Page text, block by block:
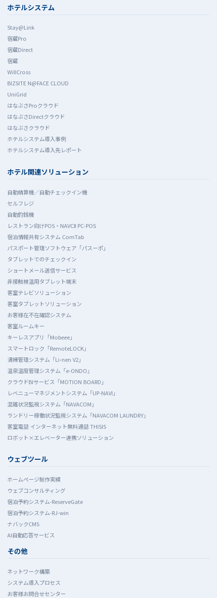
ホテルシステム
Stay@Link
宿蔵Pro
宿蔵Direct
宿蔵
WillCross
BIZSITE N@FACE CLOUD
UniGrid
はなぶさProクラウド
はなぶさDirectクラウド
はなぶさクラウド
ホテルシステム導入事例
ホテルシステム導入先レポート
ホテル関連ソリューション
自動精算機／自動チェックイン機
セルフレジ
自動釣銭機
レストラン向けPOS・NAVCⅡ PC-POS
宿泊情報共有システム ComTab
パスポート管理ソフトウェア「パスーポ」
タブレットでのチェックイン
ショートメール送信サービス
非接触検温用タブレット端末
客室テレビソリューション
客室タブレットソリューション
お客様在不在確認システム
客室ルームキー
キーレスアプリ「Mobeee」
スマートロック「RemoteLOCK」
清掃管理システム「Li-nen V2」
温泉温度管理システム「e-ONDO」
クラウドBIサービス「MOTION BOARD」
レベニューマネジメントシステム「UP-NAVI」
混雑状況監視システム「NAVACOM」
ランドリー稼働状況監視システム「NAVACOM LAUNDRY」
客室電話 インターネット無料通話 THISIS
ロボット×エレベーター連携ソリューション
ウェブツール
ホームぺージ制作実績
ウェブコンサルティング
宿泊予約システム-ReserveGate
宿泊予約システム-RJ-win
ナバックCMS
AI自動応答サービス
その他
ネットワーク構築
システム導入プロセス
お客様お問合せセンター